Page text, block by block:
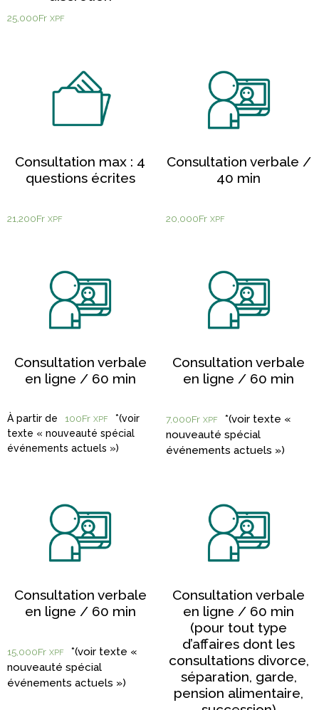
25,000Fr XPF
Consultation max : 4
questions écrites
21,200Fr XPF
Consultation verbale /
40 min
20,000Fr XPF
Consultation verbale
en ligne / 60 min
100Fr XPF
Consultation verbale
en ligne / 60 min
7,000Fr XPF
Consultation verbale
en ligne / 60 min
15,000Fr XPF
Consultation verbale
en ligne / 60 min
(pour tout type
d’affaires dont les
consultations divorce,
séparation, garde,
pension alimentaire,